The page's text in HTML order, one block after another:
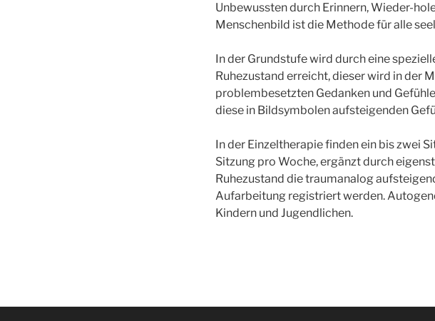
Unbewussten durch Erinnern, Wieder-
Menschenbild ist die Methode für alle
In der Grundstufe wird durch eine
Ruhezustand erreicht, dieser wird in der
problembesetzten Gedanken und
diese in Bildsymbolen aufsteigenden
In der Einzeltherapie finden ein bis zwei
Sitzung pro Woche, ergänzt durch
Ruhezustand die traumanalog
Aufarbeitung registriert werden.
Kindern und Jugendlichen.